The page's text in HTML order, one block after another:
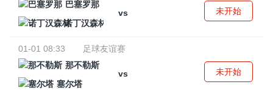
巴塞罗那
vs
诺丁汉森林
未开始
01-01 08:33
足球友谊赛
那不勒斯
vs
塞尔塔
未开始